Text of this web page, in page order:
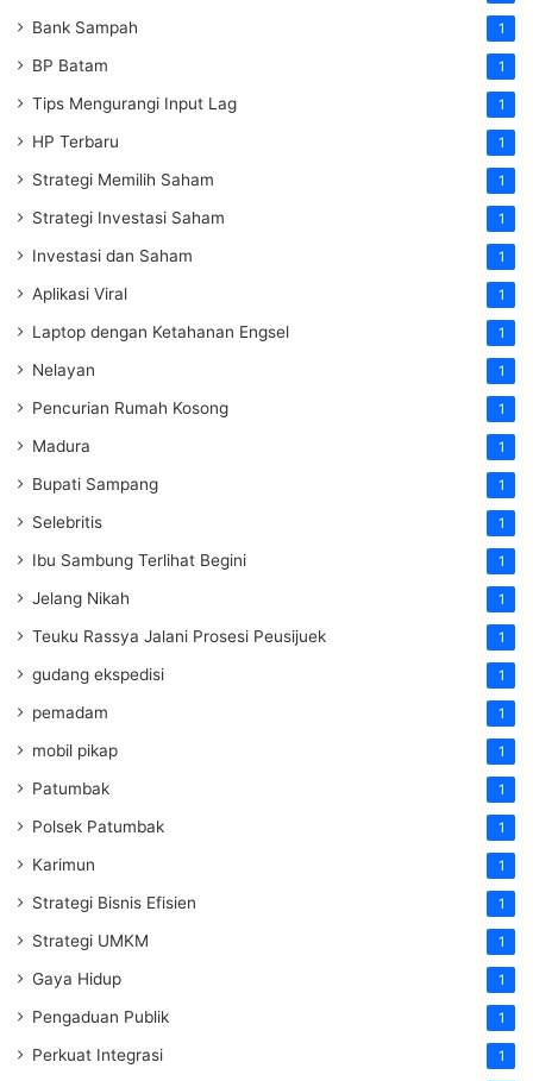
Bank Sampah 1
BP Batam 1
Tips Mengurangi Input Lag 1
HP Terbaru 1
Strategi Memilih Saham 1
Strategi Investasi Saham 1
Investasi dan Saham 1
Aplikasi Viral 1
Laptop dengan Ketahanan Engsel 1
Nelayan 1
Pencurian Rumah Kosong 1
Madura 1
Bupati Sampang 1
Selebritis 1
Ibu Sambung Terlihat Begini 1
Jelang Nikah 1
Teuku Rassya Jalani Prosesi Peusijuek 1
gudang ekspedisi 1
pemadam 1
mobil pikap 1
Patumbak 1
Polsek Patumbak 1
Karimun 1
Strategi Bisnis Efisien 1
Strategi UMKM 1
Gaya Hidup 1
Pengaduan Publik 1
Perkuat Integrasi 1